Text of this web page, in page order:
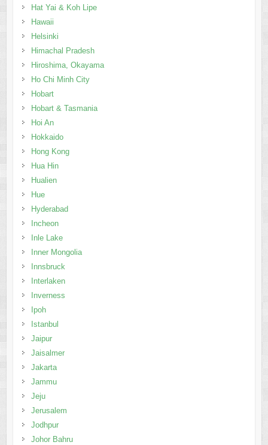
Hat Yai & Koh Lipe
Hawaii
Helsinki
Himachal Pradesh
Hiroshima, Okayama
Ho Chi Minh City
Hobart
Hobart & Tasmania
Hoi An
Hokkaido
Hong Kong
Hua Hin
Hualien
Hue
Hyderabad
Incheon
Inle Lake
Inner Mongolia
Innsbruck
Interlaken
Inverness
Ipoh
Istanbul
Jaipur
Jaisalmer
Jakarta
Jammu
Jeju
Jerusalem
Jodhpur
Johor Bahru